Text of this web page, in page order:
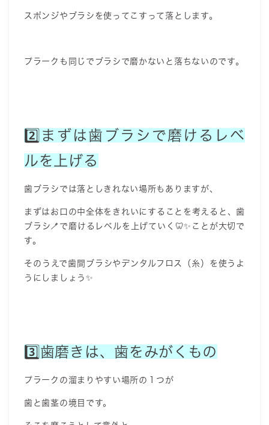
スポンジやブラシを使ってこすって落とします。
プラークも同じでブラシで磨かないと落ちないのです。
2️⃣まずは歯ブラシで磨けるレベ
ルを上げる
歯ブラシでは落としきれない場所もありますが、
まずはお口の中全体をきれいにすることを考えると、歯
ブラシ🪥で磨けるレベルを上げていく🦷✨ことが大切で
す。
そのうえで歯間ブラシやデンタルフロス（糸）を使うよ
うにしましょう✨
3️⃣歯磨きは、歯をみがくもの
プラークの溜まりやすい場所の１つが
歯と歯茎の境目です。